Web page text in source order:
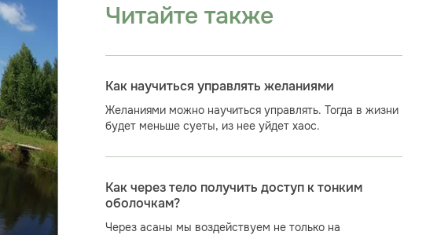
Читайте также
Как научиться управлять желаниями
Желаниями можно научиться управлять. Тогда в жизни
будет меньше суеты, из нее уйдет хаос.
Как через тело получить доступ к тонким
оболочкам?
Через асаны мы воздействуем не только на